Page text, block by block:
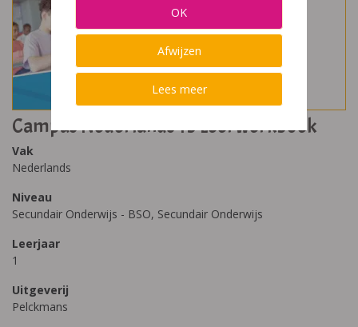
Campus Nederlands 1b Leerwerkboek
Vak
Nederlands
Niveau
Secundair Onderwijs - BSO, Secundair Onderwijs
Leerjaar
1
Uitgeverij
Pelckmans
OK
Afwijzen
Lees meer